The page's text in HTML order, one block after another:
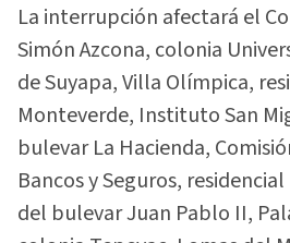
La interrupción afectará el
Simón Azcona, colonia
de Suyapa, Villa Olímpica,
Monteverde, Instituto San
bulevar La Hacienda,
Bancos y Seguros,
del bulevar Juan Pablo II,